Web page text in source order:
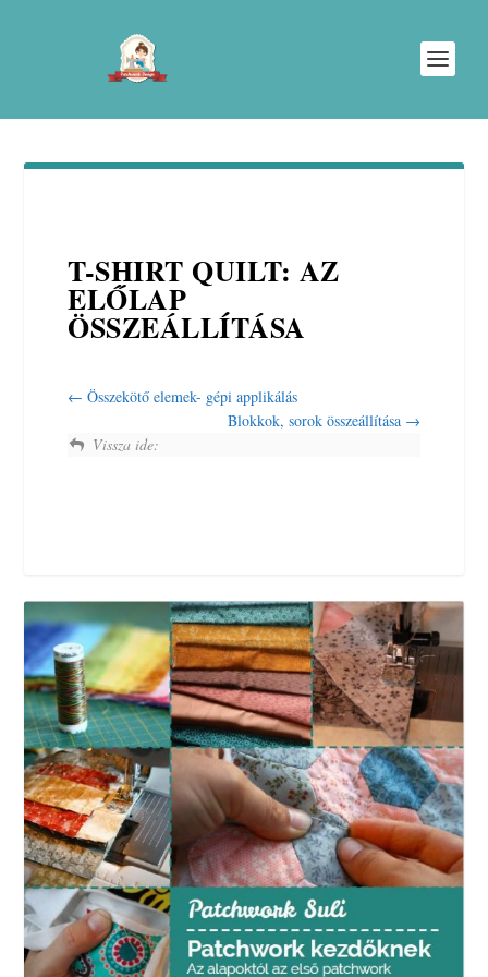
T-SHIRT QUILT: AZ
ELŐLAP
ÖSSZEÁLLÍTÁSA
Összekötő elemek- gépi applikálás
Blokkok, sorok összeállítása
Vissza ide: